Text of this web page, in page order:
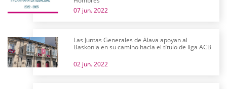
07 jun. 2022
Las Juntas Generales de Álava apoyan al
Baskonia en su camino hacia el título de liga ACB
02 jun. 2022